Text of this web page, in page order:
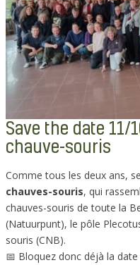
Save the date 11/
chauve-souris
Comme tous les deux ans,
chauves-souris, qui
chauves-souris de toute la
(Natuurpunt), le pôle
souris (CNB).
📅 Bloquez donc déjà la date